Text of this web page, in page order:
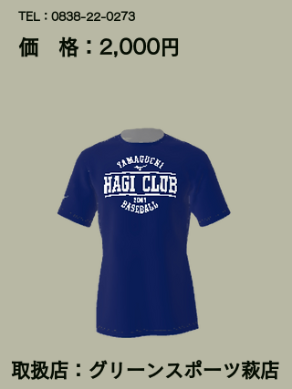
TEL：0838-22-0273
価 格：2,000円
取扱店：グリーンスポーツ萩店